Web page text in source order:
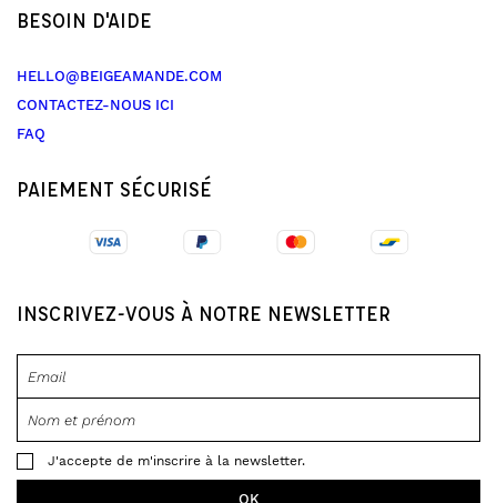
BESOIN D'AIDE
HELLO@BEIGEAMANDE.COM
CONTACTEZ-NOUS ICI
FAQ
PAIEMENT SÉCURISÉ
INSCRIVEZ-VOUS À NOTRE NEWSLETTER
J'accepte de m'inscrire à la newsletter.